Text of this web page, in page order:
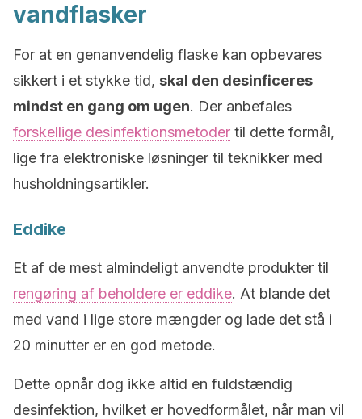
vandflasker
For at en genanvendelig flaske kan opbevares
sikkert i et stykke tid, skal den desinficeres
mindst en gang om ugen. Der anbefales
forskellige desinfektionsmetoder til dette formål,
lige fra elektroniske løsninger til teknikker med
husholdningsartikler.
Eddike
Et af de mest almindeligt anvendte produkter til
rengøring af beholdere er eddike. At blande det
med vand i lige store mængder og lade det stå i
20 minutter er en god metode.
Dette opnår dog ikke altid en fuldstændig
desinfektion, hvilket er hovedformålet, når man vil